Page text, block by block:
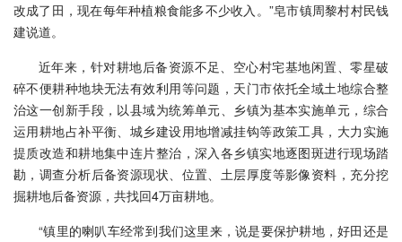
改成了田，现在每年种植粮食能多不少收入。”皂市镇周黎村村民钱
建说道。
近年来，针对耕地后备资源不足、空心村宅基地闲置、零星破
碎不便耕种地块无法有效利用等问题，天门市依托全域土地综合整
治这一创新手段，以县域为统筹单元、乡镇为基本实施单元，综合
运用耕地占补平衡、城乡建设用地增减挂钩等政策工具，大力实施
提质改造和耕地集中连片整治，深入各乡镇实地逐图斑进行现场踏
勘，调查分析后备资源现状、位置、土层厚度等影像资料，充分挖
掘耕地后备资源，共找回4万亩耕地。
“镇里的喇叭车经常到我们这里来，说是要保护耕地，好田还是